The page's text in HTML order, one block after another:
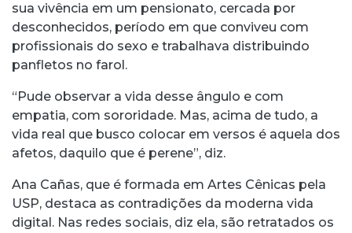
sua vivência em um pensionato, cercada por
desconhecidos, período em que conviveu com
profissionais do sexo e trabalhava distribuindo
panfletos no farol.
“Pude observar a vida desse ângulo e com
empatia, com sororidade. Mas, acima de tudo, a
vida real que busco colocar em versos é aquela dos
afetos, daquilo que é perene”, diz.
Ana Cañas, que é formada em Artes Cênicas pela
USP, destaca as contradições da moderna vida
digital. Nas redes sociais, diz ela, são retratados os